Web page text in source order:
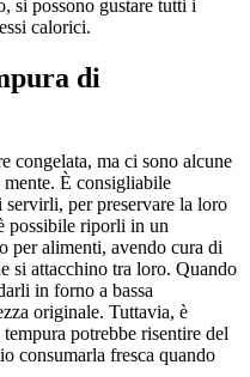
si possono gustare tutti i
calorici.
di
congelata, ma ci sono alcune
È consigliabile
per preservare la loro
possibile riporli in un
per alimenti, avendo cura di
si attacchino tra loro. Quando
in forno a bassa
originale. Tuttavia, è
potrebbe risentire del
consumarla fresca quando